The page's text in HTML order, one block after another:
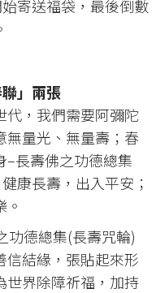
寄送福袋，最後倒數
」兩張
代，我們需要阿彌陀
無量光、無量壽；春
–長壽佛之功德總集
康長壽，出入平安；
功德總集(長壽咒輪)
信結緣，張貼起來形
世界除障祈福，加持